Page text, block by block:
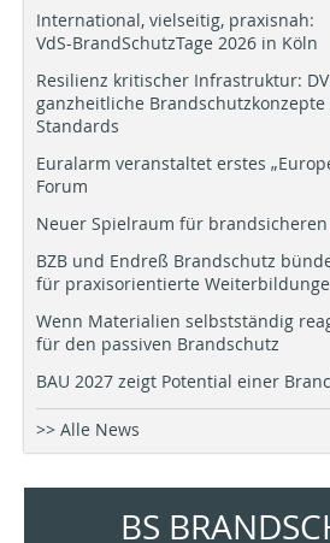
International, vielseitig, praxisnah:
VdS-BrandSchutzTage 2026 in Köln
Resilienz kritischer Infrastruktur:
ganzheitliche
Standards
Euralarm veranstaltet erstes
Forum
Neuer Spielraum für brandsicheren
BZB und Endreß Brandschutz
für praxisorientierte
Wenn Materialien selbstständig
für den passiven Brandschutz
BAU 2027 zeigt Potential einer
>> Alle News
BS